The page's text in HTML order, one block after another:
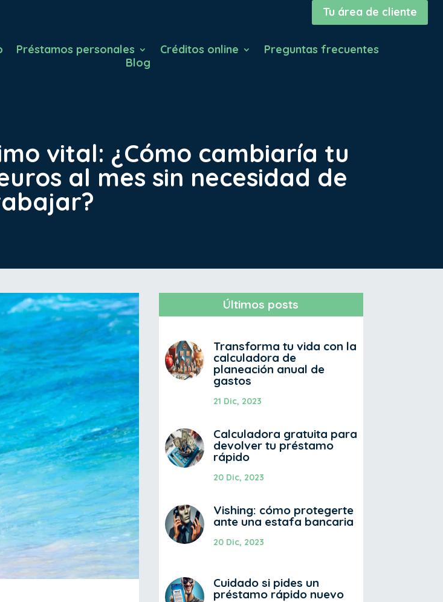
Tu área de cliente
Préstamos personales Créditos online
Preguntas frecuentes
Blog
vital: ¿Cómo cambiaría tu
al mes sin necesidad de
Últimos posts
Transforma tu vida con la
calculadora de
planeación anual de
gastos
21 Dic, 2023
Calculadora gratuita para
devolver tu préstamo
rápido
20 Dic, 2023
Vishing: cómo protegerte
ante una estafa bancaria
20 Dic, 2023
Cuidado si pides un
préstamo rápido nuevo